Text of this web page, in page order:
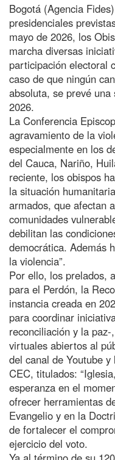
Bogotá (Agencia
presidenciales
mayo de 2026, los
marcha diversas
participación electoral
caso de que ningún
absoluta, se prevé
2026.
La Conferencia
agravamiento de la
especialmente en los
del Cauca, Nariño,
reciente, los obispos
la situación
armados, que afectan
comunidades
debilitan las
democrática. Además
la violencia”.
Por ello, los prelados,
para el Perdón, la
instancia creada en
para coordinar
reconciliación y la
virtuales abiertos al
del canal de Youtube
CEC, titulados:
esperanza en el
ofrecer herramientas
Evangelio y en la
de fortalecer el
ejercicio del voto.